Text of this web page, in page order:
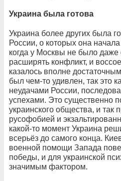
Украина была готова
Украина более других была
России, о которых она
когда у Москвы не было
расширять конфликт, и
казалось вполне
был чем-то удивлен, так это
неудачами России,
успехами. Это существенно
украинского общества, и так
русофобией и
какой-то момент Украина
всерьёз до самого конца.
военной помощи Запада
победы, и для украинской
значимым фактором.